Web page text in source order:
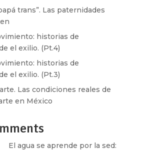
trans”. Las paternidades
historias de
el exilio. (Pt.4)
historias de
el exilio. (Pt.3)
Las condiciones reales de
en México
El agua se aprende por la sed: